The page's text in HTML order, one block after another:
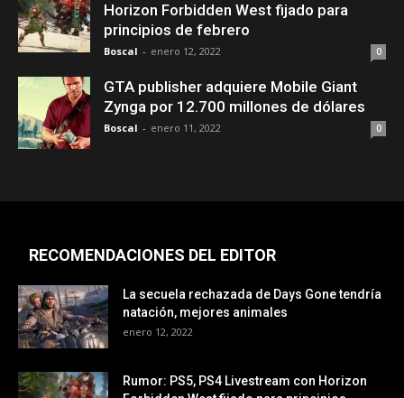
Horizon Forbidden West fijado para
principios de febrero
Boscal - enero 12, 2022 0
GTA publisher adquiere Mobile Giant
Zynga por 12.700 millones de dólares
Boscal - enero 11, 2022 0
RECOMENDACIONES DEL EDITOR
La secuela rechazada de Days Gone tendría
natación, mejores animales
enero 12, 2022
Rumor: PS5, PS4 Livestream con Horizon